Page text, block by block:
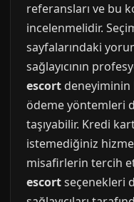
referansları ve bu
incelenmelidir.
sayfalarındaki
sağlayıcının
escort deneyiminin
ödeme yöntemleri
taşıyabilir. Kredi
istemediğiniz
misafirlerin tercih
escortseçenekleri